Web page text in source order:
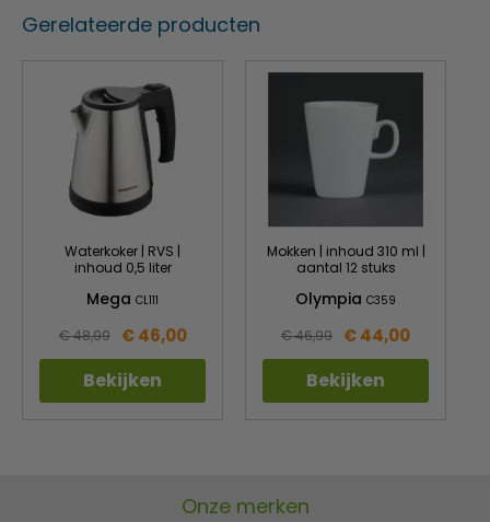
Gerelateerde producten
Waterkoker | RVS |
inhoud 0,5 liter
Mega CL111
€ 48,99 € 46,00
Bekijken
Mokken | inhoud 310 ml |
aantal 12 stuks
Olympia C359
€ 46,99 € 44,00
Bekijken
Onze merken